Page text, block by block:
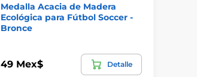
Medalla Acacia de Madera
Ecológica para Fútbol Soccer -
Bronce
49 Mex$ Detalle